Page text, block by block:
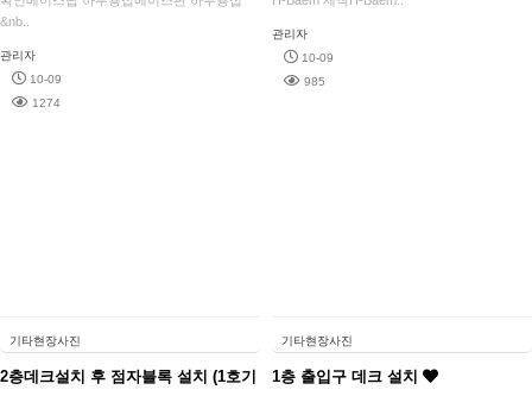
&nb..
관리자
10-09
1274
관리자
10-09
985
기타현장사진
2층데크설치 후 점자블록 설치 (1호기
기타현장사진
1층 출입구 데크 설치